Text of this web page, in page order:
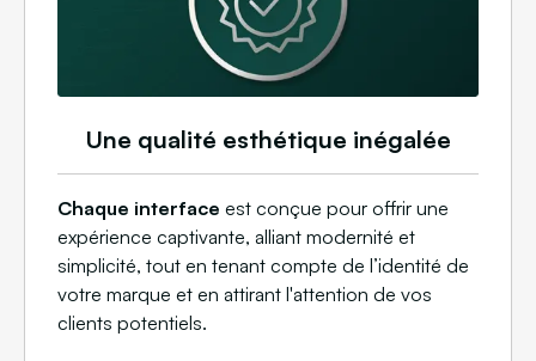
Une qualité esthétique inégalée
Chaque interface est conçue pour offrir une
expérience captivante, alliant modernité et
simplicité, tout en tenant compte de l’identité de
votre marque et en attirant l'attention de vos
clients potentiels.